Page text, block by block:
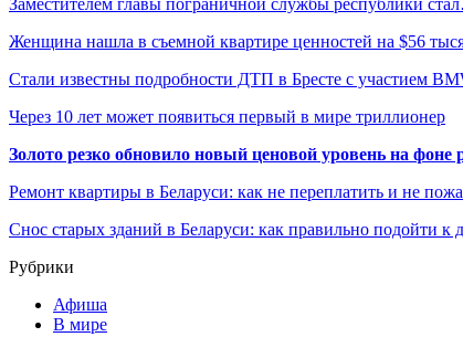
Женщина нашла в съемной квартире ценностей на $56
Стали известны подробности ДТП в Бресте с участием
Через 10 лет может появиться первый в мире триллионер
Золото резко обновило новый ценовой уровень на
Ремонт квартиры в Беларуси: как не переплатить и не
Снос старых зданий в Беларуси: как правильно подойти к
Рубрики
Афиша
В мире